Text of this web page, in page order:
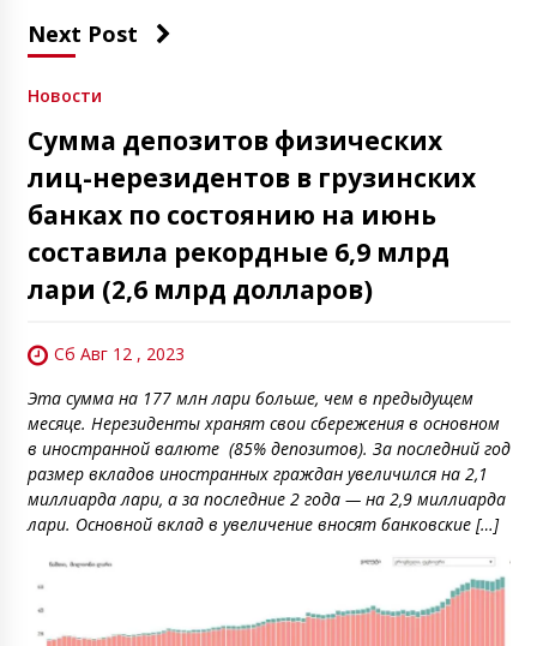
Next Post
Новости
Сумма депозитов физических
лиц-нерезидентов в грузинских
банках по состоянию на июнь
составила рекордные 6,9 млрд
лари (2,6 млрд долларов)
Сб Авг 12 , 2023
Эта сумма на 177 млн лари больше, чем в предыдущем
месяце. Нерезиденты хранят свои сбережения в основном
в иностранной валюте (85% депозитов). За последний год
размер вкладов иностранных граждан увеличился на 2,1
миллиарда лари, а за последние 2 года — на 2,9 миллиарда
лари. Основной вклад в увеличение вносят банковские […]